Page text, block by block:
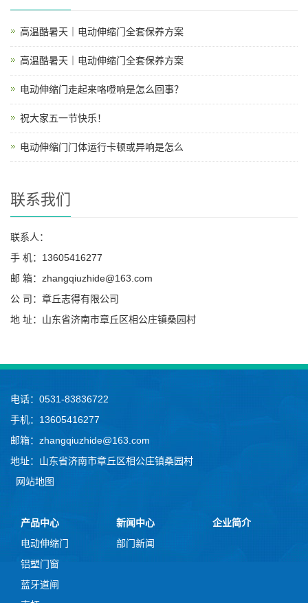
高温酷暑天｜电动伸缩门全套保养方案
高温酷暑天｜电动伸缩门全套保养方案
电动伸缩门走起来咯噔响是怎么回事？
祝大家五一节快乐！
电动伸缩门门体运行卡顿或异响是怎么
联系我们
联系人：
手 机：13605416277
邮 箱：zhangqiuzhide@163.com
公 司：章丘志得有限公司
地 址：山东省济南市章丘区相公庄镇桑园村
电话：0531-83836722
手机：13605416277
邮箱：zhangqiuzhide@163.com
地址：山东省济南市章丘区相公庄镇桑园村
网站地图
产品中心
电动伸缩门
铝塑门窗
蓝牙道闸
新闻中心
部门新闻
企业简介